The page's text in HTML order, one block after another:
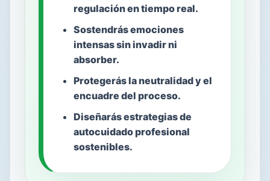
regulación en tiempo real.
Sostendrás emociones
intensas sin invadir ni
absorber.
Protegerás la neutralidad y el
encuadre del proceso.
Diseñarás estrategias de
autocuidado profesional
sostenibles.